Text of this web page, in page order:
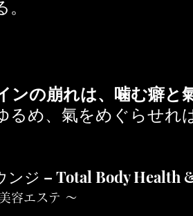
ンの崩れは、噛む癖と
るめ、氣をめぐらせれ
ンジ – Total Body Health
容エステ 〜